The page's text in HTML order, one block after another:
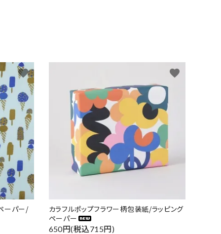
ーパー/
favorite
カラフルポップフラワー柄包装紙/ラッピング
ペーパー
650円(税込715円)
favorite